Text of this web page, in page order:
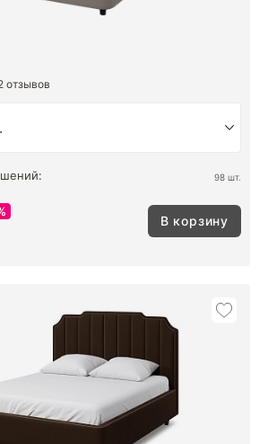
отзывов
98 шт.
В корзину